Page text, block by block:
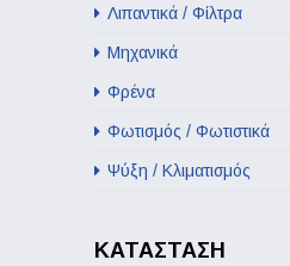
Λιπαντικά / Φίλτρα
Μηχανικά
Φρένα
Φωτισμός / Φωτιστικά
Ψύξη / Κλιματισμός
ΚΑΤΆΣΤΑΣΗ